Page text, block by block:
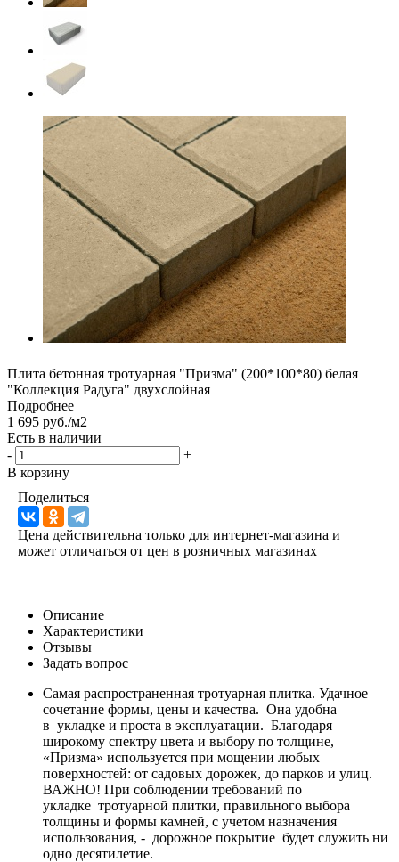
Плита бетонная тротуарная "Призма" (200*100*80) белая
"Коллекция Радуга" двухслойная
Подробнее
1 695 руб./м2
Есть в наличии
-
+
В корзину
Поделиться
Цена действительна только для интернет-магазина и
может отличаться от цен в розничных магазинах
Описание
Характеристики
Отзывы
Задать вопрос
Самая распространенная тротуарная плитка. Удачное
сочетание формы, цены и качества. Она удобна
в укладке и проста в эксплуатации. Благодаря
широкому спектру цвета и выбору по толщине,
«Призма» используется при мощении любых
поверхностей: от садовых дорожек, до парков и улиц.
ВАЖНО! При соблюдении требований по
укладке тротуарной плитки, правильного выбора
толщины и формы камней, с учетом назначения
использования, - дорожное покрытие будет служить ни
одно десятилетие.